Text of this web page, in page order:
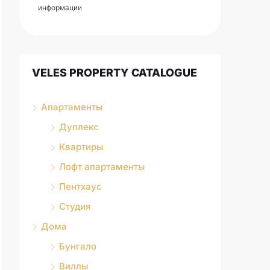
информации
VELES PROPERTY CATALOGUE
Апартаменты
Дуплекс
Квартиры
Лофт апартаменты
Пентхаус
Студия
Дома
Бунгало
Виллы